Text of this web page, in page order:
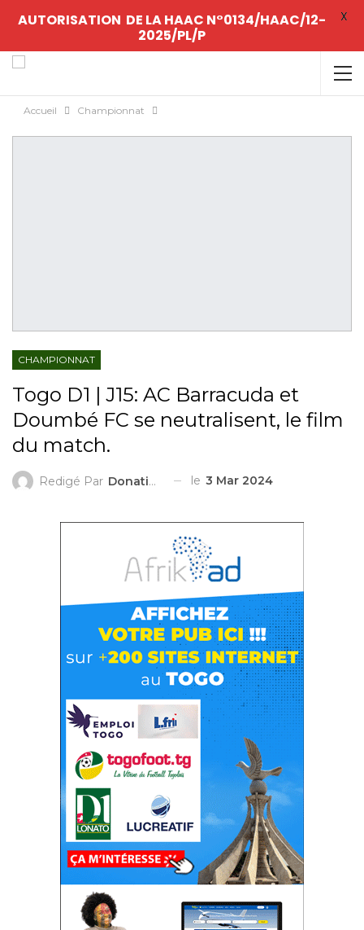
Accueil Championnat
CHAMPIONNAT
Togo D1 | J15: AC Barracuda et
Doumbé FC se neutralisent, le film
du match.
Redigé Par Donatien ZIGGAH le 3 Mar 2024
AUTORISATION DE LA HAAC N°0134/HAAC/12-
2025/PL/P
X